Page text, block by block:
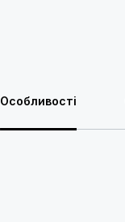
Особливості